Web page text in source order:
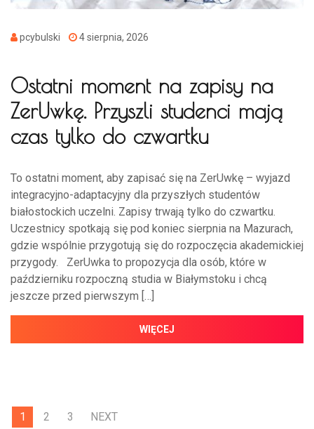
pcybulski 4 sierpnia, 2026
Ostatni moment na zapisy na
ZerUwkę. Przyszli studenci mają
czas tylko do czwartku
To ostatni moment, aby zapisać się na ZerUwkę – wyjazd
integracyjno-adaptacyjny dla przyszłych studentów
białostockich uczelni. Zapisy trwają tylko do czwartku.
Uczestnicy spotkają się pod koniec sierpnia na Mazurach,
gdzie wspólnie przygotują się do rozpoczęcia akademickiej
przygody. ZerUwka to propozycja dla osób, które w
październiku rozpoczną studia w Białymstoku i chcą
jeszcze przed pierwszym […]
WIĘCEJ
1 2 3 NEXT